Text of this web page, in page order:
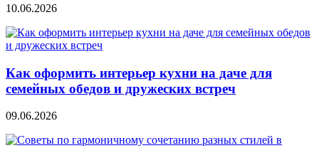
10.06.2026
Как оформить интерьер кухни на даче для
семейных обедов и дружеских встреч
09.06.2026